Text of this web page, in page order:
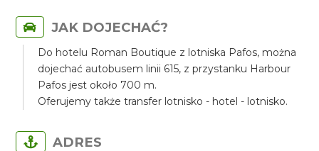
JAK DOJECHAĆ?
Do hotelu Roman Boutique z lotniska Pafos, można
dojechać autobusem linii 615, z przystanku Harbour
Pafos jest około 700 m.
Oferujemy także transfer lotnisko - hotel - lotnisko.
ADRES